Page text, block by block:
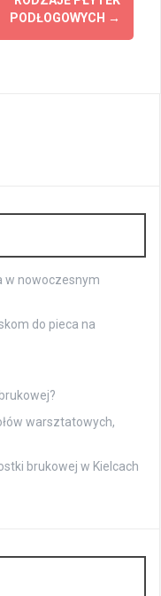
PODŁOGOWYCH →
w nowoczesnym
do pieca na
warsztatowych,
brukowej w Kielcach